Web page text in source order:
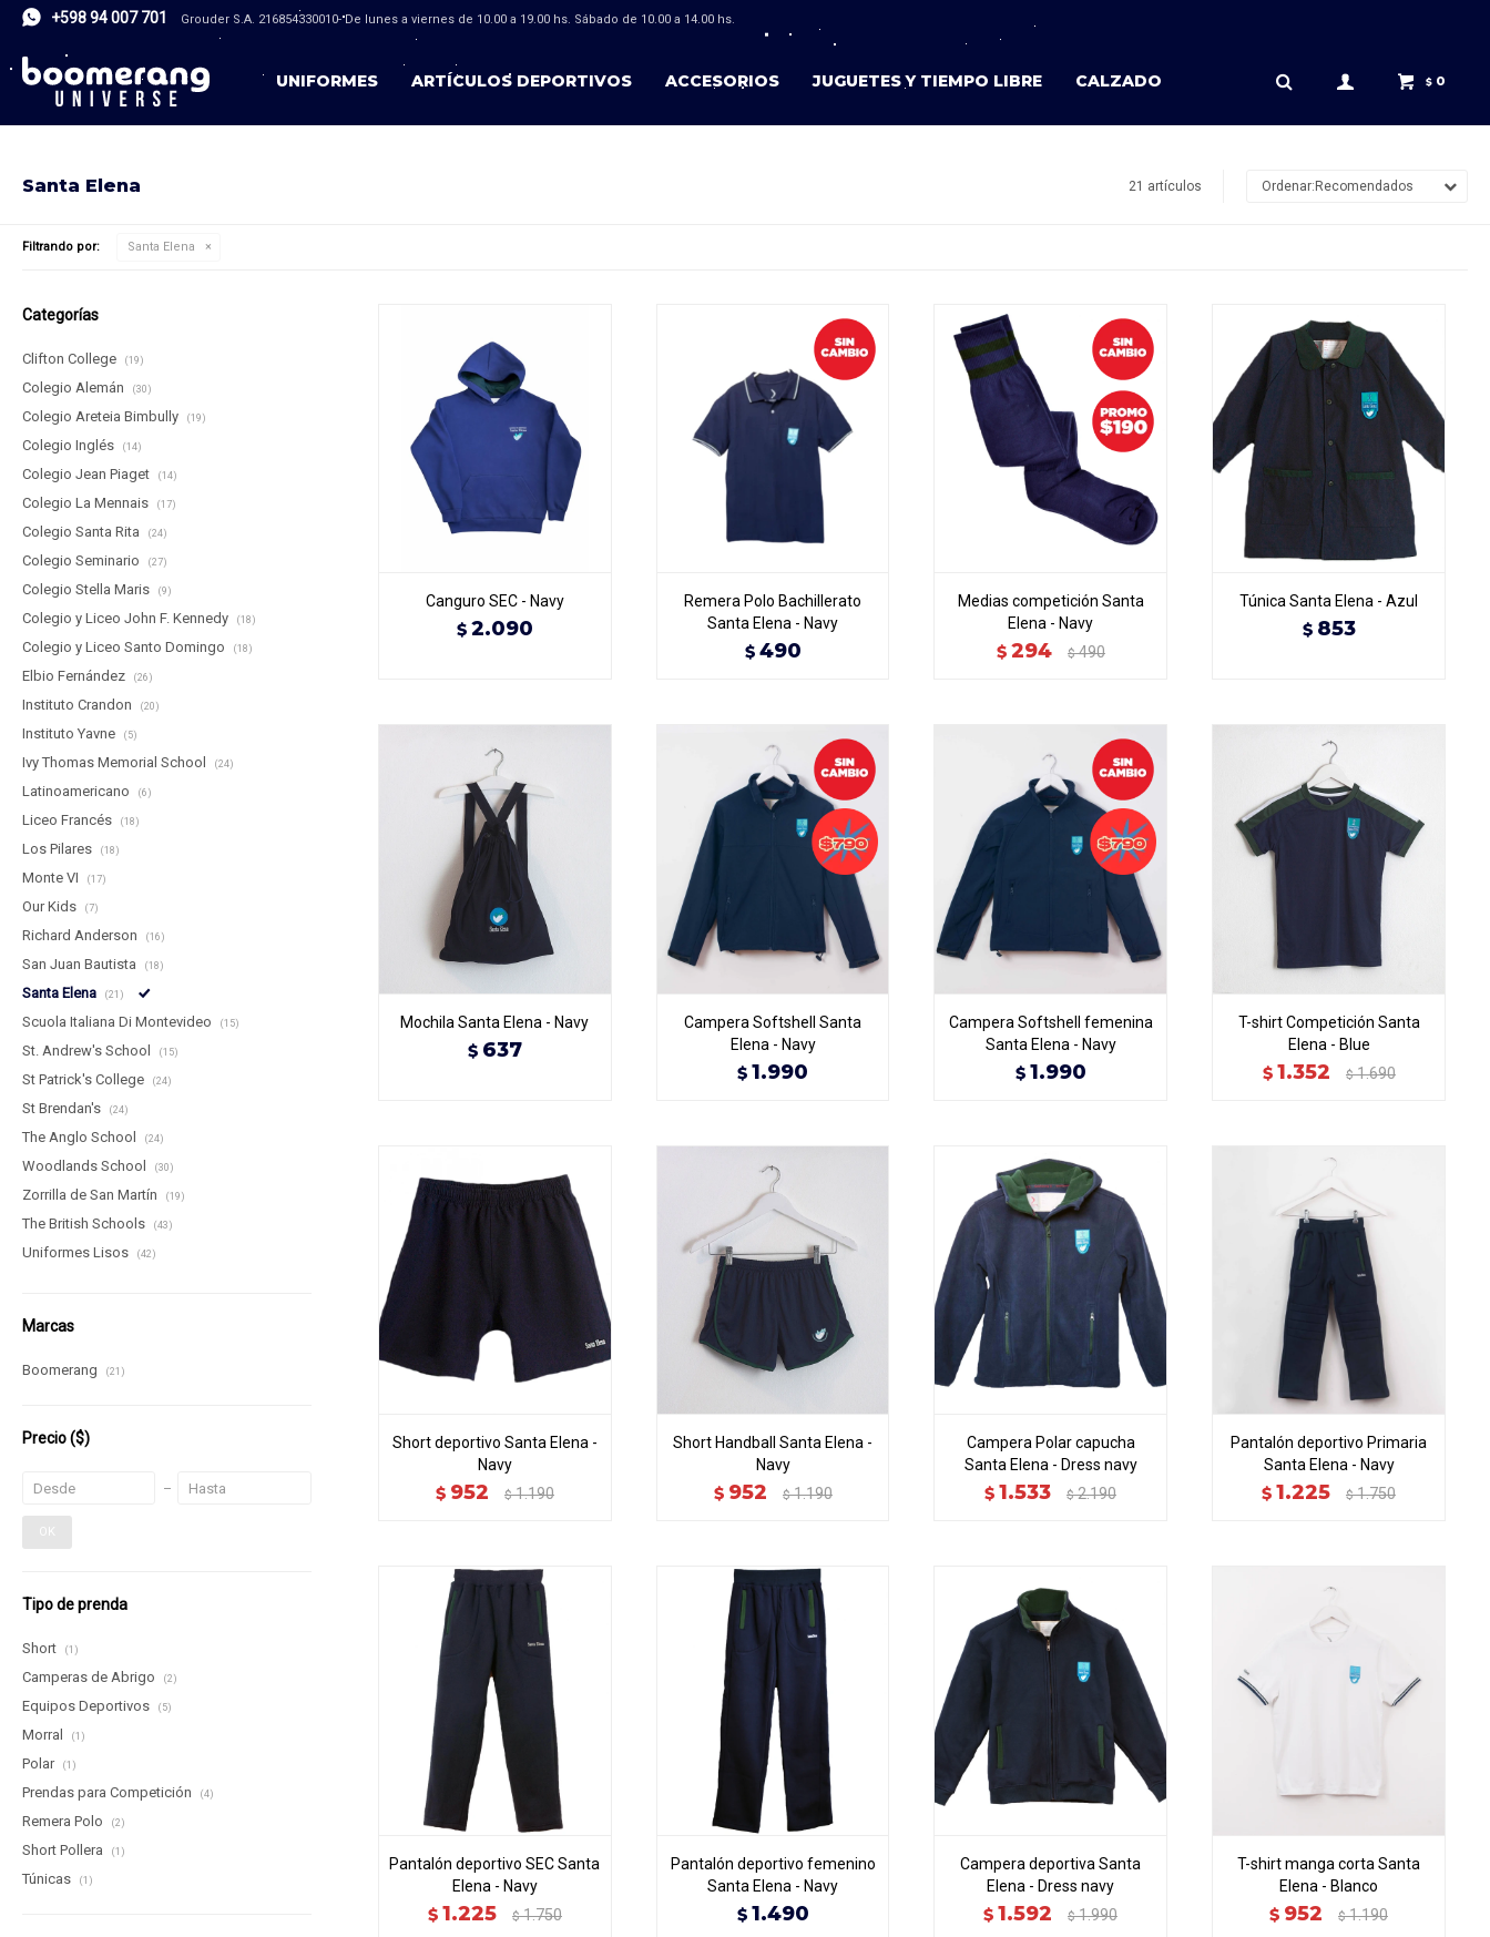
UNIFORMES ARTÍCULOS DEPORTIVOS ACCESORIOS JUGUETES Y TIEMPO LIBRE CALZADO $ 0
+598 94 007 701 Grouder S.A. 216854330010- De lunes a viernes de 10.00 a 19.00 hs. Sábado de 10.00 a 14.00 hs.
Santa Elena 21 artículos Recomendados
Filtrando por: Santa Elena
Canguro SEC - Navy
$ 2.090
Remera Polo Bachillerato
Santa Elena - Navy
$ 490
Medias competición Santa
Elena - Navy
$ 294 $ 490
Túnica Santa Elena - Azul
$ 853
Mochila Santa Elena - Navy
$ 637
Campera Softshell Santa
Elena - Navy
$ 1.990
Campera Softshell femenina
Santa Elena - Navy
$ 1.990
T-shirt Competición Santa
Elena - Blue
$ 1.352 $ 1.690
Short deportivo Santa Elena -
Navy
$ 952 $ 1.190
Short Handball Santa Elena -
Navy
$ 952 $ 1.190
Campera Polar capucha
Santa Elena - Dress navy
$ 1.533 $ 2.190
Pantalón deportivo Primaria
Santa Elena - Navy
$ 1.225 $ 1.750
Pantalón deportivo SEC Santa
Elena - Navy
$ 1.225 $ 1.750
Pantalón deportivo femenino
Santa Elena - Navy
$ 1.490
Campera deportiva Santa
Elena - Dress navy
$ 1.592 $ 1.990
T-shirt manga corta Santa
Elena - Blanco
$ 952 $ 1.190
Categorías
Clifton College (19)
Colegio Alemán (30)
Colegio Areteia Bimbully (19)
Colegio Inglés (14)
Colegio Jean Piaget (14)
Colegio La Mennais (17)
Colegio Santa Rita (24)
Colegio Seminario (27)
Colegio Stella Maris (9)
Colegio y Liceo John F. Kennedy (18)
Colegio y Liceo Santo Domingo (18)
Elbio Fernández (26)
Instituto Crandon (20)
Instituto Yavne (5)
Ivy Thomas Memorial School (24)
Latinoamericano (6)
Liceo Francés (18)
Los Pilares (18)
Monte VI (17)
Our Kids (7)
Richard Anderson (16)
San Juan Bautista (18)
Santa Elena (21)
Scuola Italiana Di Montevideo (15)
St. Andrew's School (15)
St Patrick's College (24)
St Brendan's (24)
The Anglo School (24)
Woodlands School (30)
Zorrilla de San Martín (19)
The British Schools (43)
Uniformes Lisos (42)
Marcas
Boomerang (21)
Precio($)
OK
Tipo de prenda
Short (1)
Camperas de Abrigo (2)
Equipos Deportivos (5)
Morral (1)
Polar (1)
Prendas para Competición (4)
Remera Polo (2)
Short Pollera (1)
Túnicas (1)